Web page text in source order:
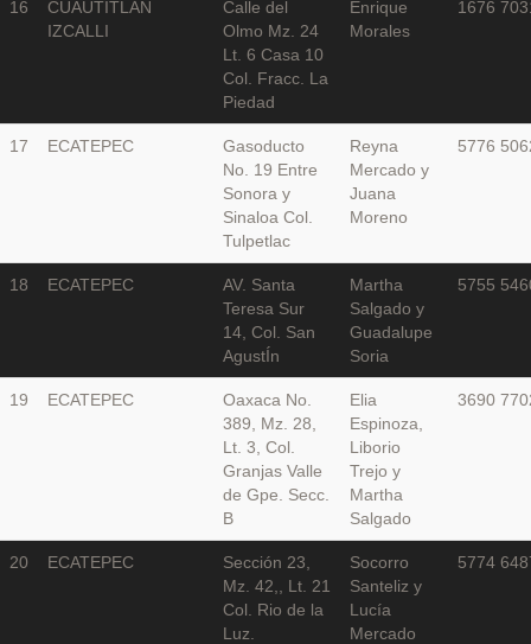
16
CUAUTITLÁN
IZCALLI
Calle del
Olmo Mz. 24
Lt. 6 Casa 10
Col. Fracc. La
Piedad
Enrique
Morales
1676
17 ECATEPEC
Gasoducto
No. 19 Entre
Sonora y
Sinaloa Col.
Tulpetlac
Reyna
Mercado y
Juana
Moreno
5776
18 ECATEPEC
AV. Santa
Teresa Sur
14, Col. San
AgustÍn
Martha
Salgado y
Guadalupe
Soria
5755
19 ECATEPEC
Oaxaca No.
389, Mz. 28,
Lt. 3, Col.
Granjas Valle
de Gpe. Secc.
B
Elia
Espinoza,
Liborio
Trejo y
Martha
Salgado
3690
20 ECATEPEC
Sección 23,
Mz. 42,, Lt. 21
Col. Rio de la
Luz.
Socorro
Santeliz y
Lucía
Mercado
5774